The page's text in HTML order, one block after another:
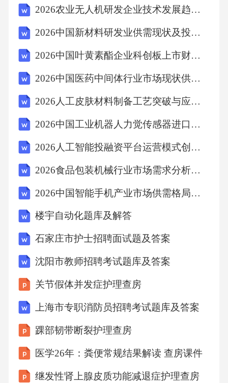
增大、青光眼家族史、高度近视、长期使用糖
于40岁人群青光眼发病率显著升高；家族史提
示遗传易感性；高度近视患者眼球结构异常，
视神经易受损伤；长期使用糖皮质激素可导致
眼压升高，诱发激素性青光眼。原发性闭角型
期C.急性发作期D.间歇期及慢性期答案：ABCD
解析：原发性闭角型青光眼分为临床前期（具
有房角狭窄解剖基础但未发病）、先兆期（偶
发轻度眼压升高症状）、急性发作期（眼压急
剧升高，症状明显）、间歇期（发作后症状缓
解，眼压恢复）、慢性期（房角持续关闭，视
神经逐渐受损）及绝对期（视力完全丧失），
因此四个选项均正确。下列属于青光眼降眼压
滴眼液B.贝美前列素滴眼液C.溴莫尼定滴眼液D.
酒石酸溴莫尼定滴眼液答案：AB解析：曲伏前
列素和贝美前列素均属于前列腺素类降眼压药
物，通过增加房水经葡萄膜巩膜途径排出降低
眼压，因此AB正确；溴莫尼定（包括酒石酸溴
莫尼定）属于α肾上腺素能受体激动剂，通过抑
2026农业无人机研发企业技术发展趋势分析投资前景规划
2026中国新材料研发业供需现状及投资潜力规划分析研究报告
2026中国叶黄素酯企业科创板上市财务规范与估值提升方案
2026中国医药中间体行业市场现状供需分析投资评估规划分析研究报告
2026人工皮肤材料制备工艺突破与应用领域拓展
2026中国工业机器人力觉传感器进口替代可行性分析报告
2026人工智能投融资平台运营模式创新市场竞争态势评估投资决策规划分析
2026食品包装机械行业市场需求分析投资规划
2026中国智能手机产业市场供需格局及投资潜力分析规划研究报告
楼宇自动化题库及解答
石家庄市护士招聘面试题及答案
沈阳市教师招聘考试题库及答案
关节假体并发症护理查房
上海市专职消防员招聘考试题库及答案
踝部韧带断裂护理查房
医学26年：粪便常规结果解读 查房课件
继发性肾上腺皮质功能减退症护理查房